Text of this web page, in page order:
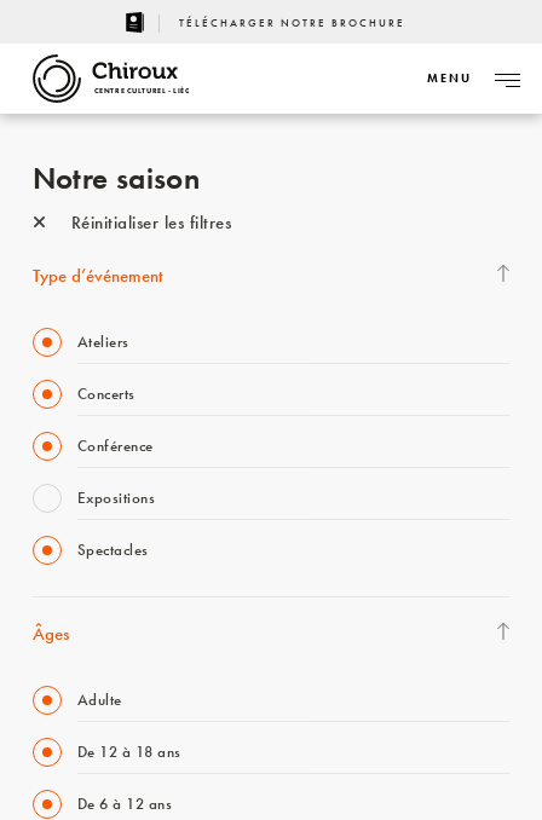
TÉLÉCHARGER NOTRE BROCHURE
CENTRE CULTUREL - LIÈGE
MENU
Notre saison
Réinitialiser les filtres
Type d’événement
Ateliers
Concerts
Conférence
Expositions
Spectacles
Âges
Adulte
De 12 à 18 ans
De 6 à 12 ans